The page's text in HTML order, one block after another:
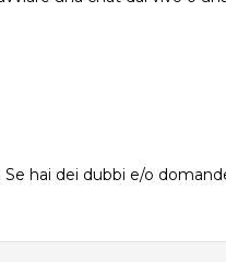
. Se hai dei dubbi e/o